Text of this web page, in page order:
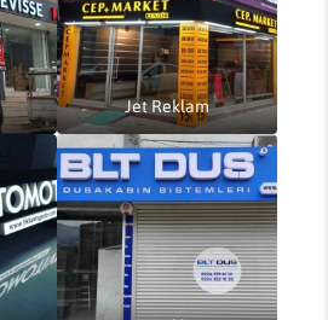
Jet Reklam